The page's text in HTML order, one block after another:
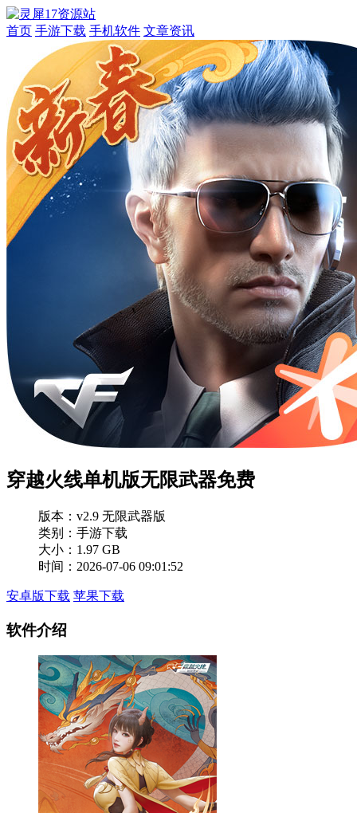
首页 手游下载 手机软件 文章资讯
穿越火线单机版无限武器免费
版本： v2.9 无限武器版
类别：手游下载
大小：1.97 GB
时间：2026-07-06 09:01:52
安卓版下载 苹果下载
软件介绍